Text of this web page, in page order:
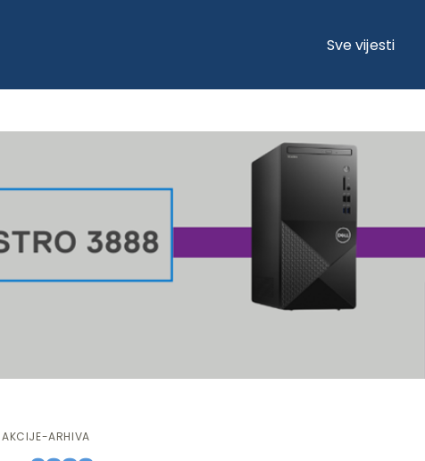
Sve vijesti
VOSTRO 3888
AKCIJE-ARHIVA